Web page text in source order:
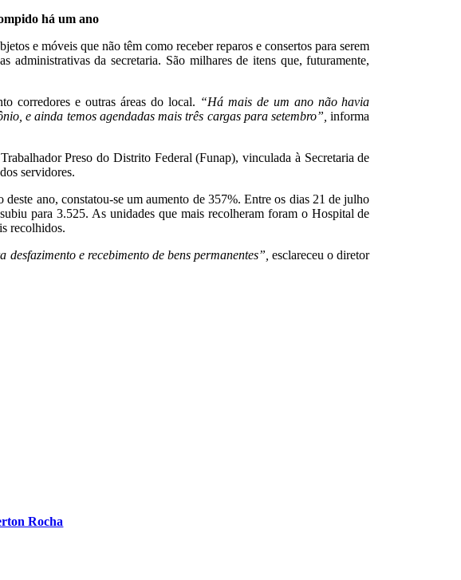
há um ano
e móveis que não têm como receber reparos e consertos para serem
administrativas da secretaria. São milhares de itens que, futuramente,
corredores e outras áreas do local. “Há mais de um ano não havia
e ainda temos agendadas mais três cargas para setembro”, informa
Preso do Distrito Federal (Funap), vinculada à Secretaria de
servidores.
ano, constatou-se um aumento de 357%. Entre os dias 21 de julho
para 3.525. As unidades que mais recolheram foram o Hospital de
recolhidos.
e recebimento de bens permanentes”, esclareceu o diretor
Rocha